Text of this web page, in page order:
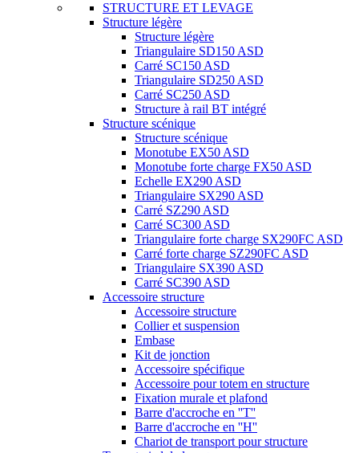
STRUCTURE ET LEVAGE
Structure légère
Structure légère
Triangulaire SD150 ASD
Carré SC150 ASD
Triangulaire SD250 ASD
Carré SC250 ASD
Structure à rail BT intégré
Structure scénique
Structure scénique
Monotube EX50 ASD
Monotube forte charge FX50 ASD
Echelle EX290 ASD
Triangulaire SX290 ASD
Carré SZ290 ASD
Carré SC300 ASD
Triangulaire forte charge SX290FC ASD
Carré forte charge SZ290FC ASD
Triangulaire SX390 ASD
Carré SC390 ASD
Accessoire structure
Accessoire structure
Collier et suspension
Embase
Kit de jonction
Accessoire spécifique
Accessoire pour totem en structure
Fixation murale et plafond
Barre d'accroche en ''T''
Barre d'accroche en ''H''
Chariot de transport pour structure